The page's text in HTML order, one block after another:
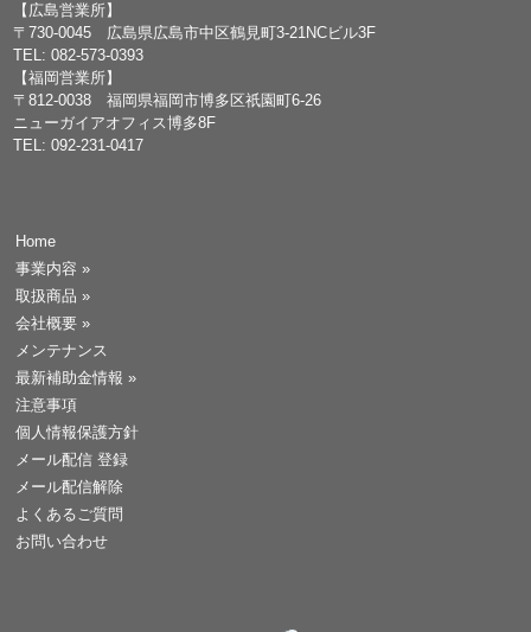
【広島営業所】
〒730-0045 広島県広島市中区鶴見町3-21NCビル3F
TEL: 082-573-0393
【福岡営業所】
〒812-0038 福岡県福岡市博多区祇園町6-26
ニューガイアオフィス博多8F
TEL: 092-231-0417
Home
事業内容 »
取扱商品 »
会社概要 »
メンテナンス
最新補助金情報 »
注意事項
個人情報保護方針
メール配信 登録
メール配信解除
よくあるご質問
お問い合わせ